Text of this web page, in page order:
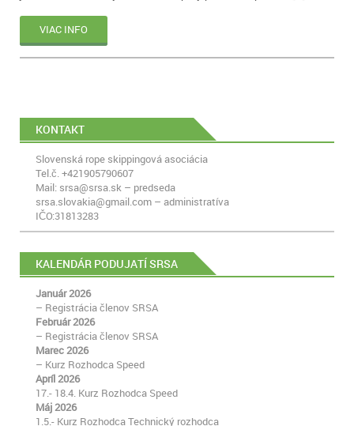
VIAC INFO
KONTAKT
Slovenská rope skippingová asociácia
Tel.č. +421905790607
Mail: srsa@srsa.sk – predseda
srsa.slovakia@gmail.com – administratíva
IČO:31813283
KALENDÁR PODUJATÍ SRSA
Január 2026
– Registrácia členov SRSA
Február 2026
– Registrácia členov SRSA
Marec 2026
– Kurz Rozhodca Speed
Apríl 2026
17.- 18.4. Kurz Rozhodca Speed
Máj 2026
1.5.- Kurz Rozhodca Technický rozhodca